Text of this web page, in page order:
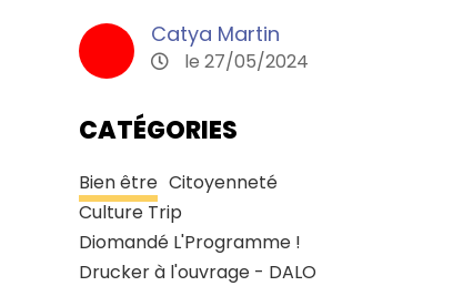
Catya Martin
le 27/05/2024
CATÉGORIES
Bien être Citoyenneté
Culture Trip
Diomandé L'Programme !
Drucker à l'ouvrage - DALO